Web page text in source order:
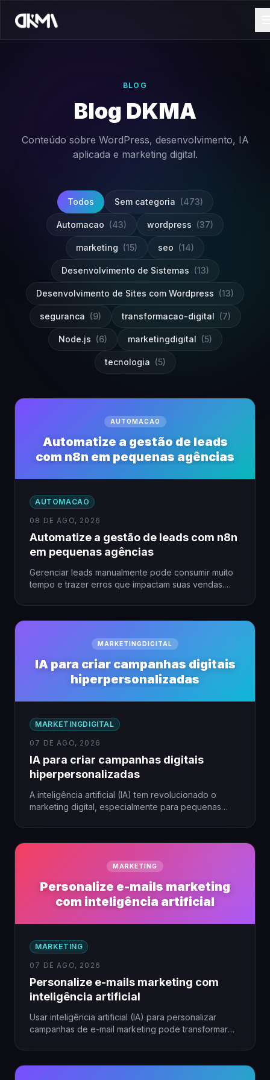
BLOG
Blog DKMA
Conteúdo sobre WordPress, desenvolvimento, IA
aplicada e marketing digital.
Todos Sem categoria (473)
Automacao (43) wordpress (37)
marketing (15) seo (14)
Desenvolvimento de Sistemas (13)
Desenvolvimento de Sites com Wordpress (13)
seguranca (9) transformacao-digital (7)
Node.js (6) marketingdigital (5)
tecnologia (5)
AUTOMACAO
Automatize a gestão de leads
com n8n em pequenas agências
AUTOMACAO
08 DE AGO, 2026
Automatize a gestão de leads com n8n
em pequenas agências
Gerenciar leads manualmente pode consumir muito
tempo e trazer erros que impactam suas vendas.
MARKETINGDIGITAL
IA para criar campanhas digitais
hiperpersonalizadas
MARKETINGDIGITAL
07 DE AGO, 2026
IA para criar campanhas digitais
hiperpersonalizadas
A inteligência artificial (IA) tem revolucionado o
marketing digital, especialmente para pequenas
MARKETING
Personalize e-mails marketing
com inteligência artificial
MARKETING
07 DE AGO, 2026
Personalize e-mails marketing com
inteligência artificial
Usar inteligência artificial (IA) para personalizar
campanhas de e-mail marketing pode transformar
A…